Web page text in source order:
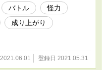
。 はたして、ロイたち”白き
たち”黒き炎”の行くすえはい
田信菜よ！」
バトル
怪力
成り上がり
登録日 2021.05.31